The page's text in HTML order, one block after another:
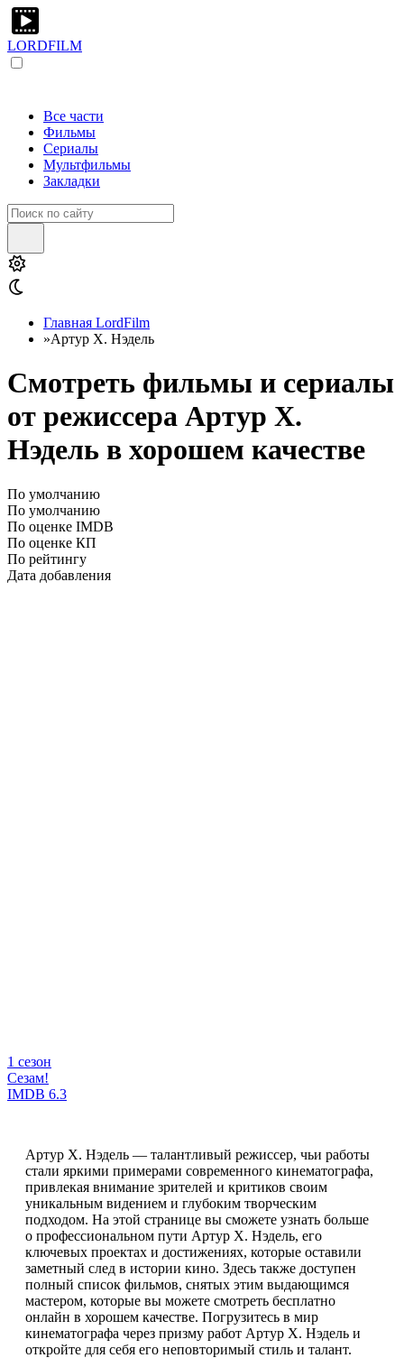
LORDFILM
Все части
Фильмы
Сериалы
Мультфильмы
Закладки
Главная LordFilm
»Артур Х. Нэдель
Смотреть фильмы и сериалы
от режиссера Артур Х.
Нэдель в хорошем качестве
По умолчанию
По умолчанию
По оценке IMDB
По оценке КП
По рейтингу
Дата добавления
1 сезон
Сезам!
IMDB 6.3
Артур Х. Нэдель — талантливый режиссер, чьи работы
стали яркими примерами современного кинематографа,
привлекая внимание зрителей и критиков своим
уникальным видением и глубоким творческим
подходом. На этой странице вы сможете узнать больше
о профессиональном пути Артур Х. Нэдель, его
ключевых проектах и достижениях, которые оставили
заметный след в истории кино. Здесь также доступен
полный список фильмов, снятых этим выдающимся
мастером, которые вы можете смотреть бесплатно
онлайн в хорошем качестве. Погрузитесь в мир
кинематографа через призму работ Артур Х. Нэдель и
откройте для себя его неповторимый стиль и талант.